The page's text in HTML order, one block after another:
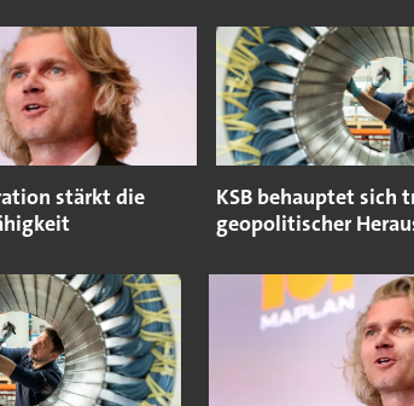
stärkt die
KSB behauptet sich
geopolitischer